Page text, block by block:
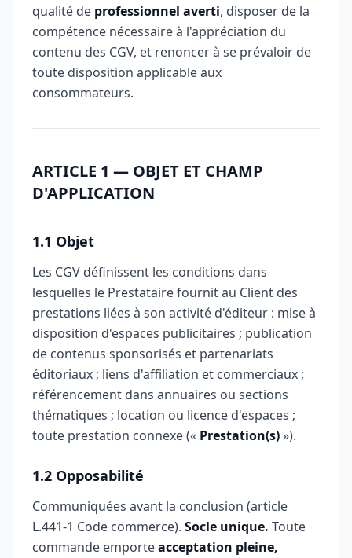
qualité de professionnel averti, disposer de la
compétence nécessaire à l'appréciation du
contenu des CGV, et renoncer à se prévaloir de
toute disposition applicable aux
consommateurs.
ARTICLE 1 — OBJET ET CHAMP
D'APPLICATION
1.1 Objet
Les CGV définissent les conditions dans
lesquelles le Prestataire fournit au Client des
prestations liées à son activité d'éditeur : mise à
disposition d'espaces publicitaires ; publication
de contenus sponsorisés et partenariats
éditoriaux ; liens d'affiliation et commerciaux ;
référencement dans annuaires ou sections
thématiques ; location ou licence d'espaces ;
toute prestation connexe (« Prestation(s)»).
1.2 Opposabilité
Communiquées avant la conclusion (article
L.441-1 Code commerce). Socle unique. Toute
commande emporteacceptation pleine,